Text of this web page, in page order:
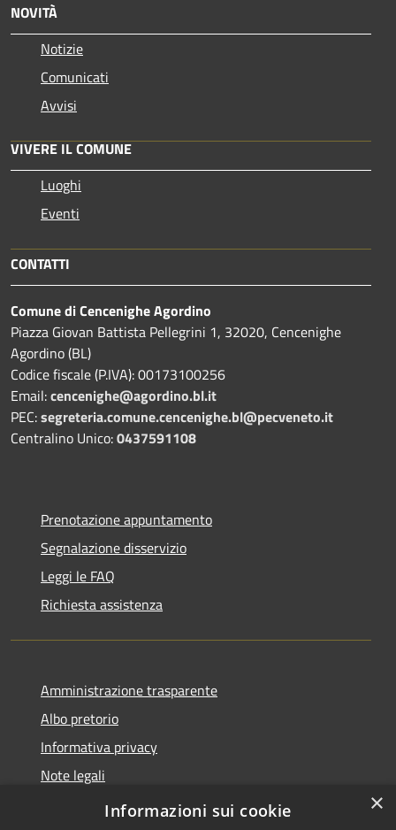
NOVITÀ
Notizie
Comunicati
Avvisi
VIVERE IL COMUNE
Luoghi
Eventi
CONTATTI
Comune di Cencenighe Agordino
Piazza Giovan Battista Pellegrini 1, 32020, Cencenighe
Agordino (BL)
Codice fiscale (P.IVA): 00173100256
Email:cencenighe@agordino.bl.it
PEC:segreteria.comune.cencenighe.bl@pecveneto.it
Centralino Unico:0437591108
Prenotazione appuntamento
Segnalazione disservizio
Leggi le FAQ
Richiesta assistenza
Amministrazione trasparente
Albo pretorio
Informativa privacy
Note legali
Dichiarazione di accessibilità
×
Informazioni sui cookie